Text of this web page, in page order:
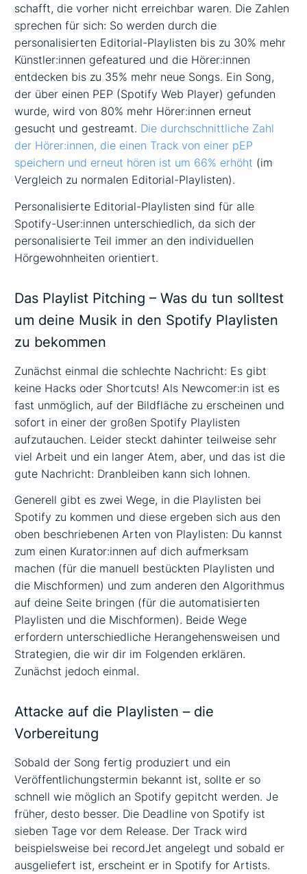
schafft, die vorher nicht erreichbar waren. Die Zahlen
sprechen für sich: So werden durch die
personalisierten Editorial-Playlisten bis zu 30% mehr
Künstler:innen gefeatured und die Hörer:innen
entdecken bis zu 35% mehr neue Songs. Ein Song,
der über einen PEP (Spotify Web Player) gefunden
wurde, wird von 80% mehr Hörer:innen erneut
gesucht und gestreamt. Die durchschnittliche Zahl
der Hörer:innen, die einen Track von einer pEP
speichern und erneut hören ist um 66% erhöht (im
Vergleich zu normalen Editorial-Playlisten).
Personalisierte Editorial-Playlisten sind für alle
Spotify-User:innen unterschiedlich, da sich der
personalisierte Teil immer an den individuellen
Hörgewohnheiten orientiert.
Das Playlist Pitching – Was du tun solltest
um deine Musik in den Spotify Playlisten
zu bekommen
Zunächst einmal die schlechte Nachricht: Es gibt
keine Hacks oder Shortcuts! Als Newcomer:in ist es
fast unmöglich, auf der Bildfläche zu erscheinen und
sofort in einer der großen Spotify Playlisten
aufzutauchen. Leider steckt dahinter teilweise sehr
viel Arbeit und ein langer Atem, aber, und das ist die
gute Nachricht: Dranbleiben kann sich lohnen.
Generell gibt es zwei Wege, in die Playlisten bei
Spotify zu kommen und diese ergeben sich aus den
oben beschriebenen Arten von Playlisten: Du kannst
zum einen Kurator:innen auf dich aufmerksam
machen (für die manuell bestückten Playlisten und
die Mischformen) und zum anderen den Algorithmus
auf deine Seite bringen (für die automatisierten
Playlisten und die Mischformen). Beide Wege
erfordern unterschiedliche Herangehensweisen und
Strategien, die wir dir im Folgenden erklären.
Zunächst jedoch einmal.
Attacke auf die Playlisten – die
Vorbereitung
Sobald der Song fertig produziert und ein
Veröffentlichungstermin bekannt ist, sollte er so
schnell wie möglich an Spotify gepitcht werden. Je
früher, desto besser. Die Deadline von Spotify ist
sieben Tage vor dem Release. Der Track wird
beispielsweise bei recordJet angelegt und sobald er
ausgeliefert ist, erscheint er in Spotify for Artists.